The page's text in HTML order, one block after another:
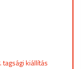
kiállítás